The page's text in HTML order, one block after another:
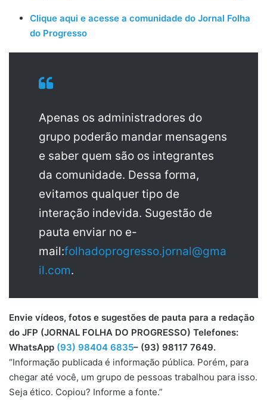
Clique aqui e acesse a comunidade do Jornal Folha
do Progresso
Apenas os administradores do
grupo poderão mandar mensagens
e saber quem são os integrantes
da comunidade. Dessa forma,
evitamos qualquer tipo de
interação indevida. Sugestão de
pauta enviar no e-
mail:folhadoprogresso.jornal@gma
il.com.
Envie vídeos, fotos e sugestões de pauta para a redação
do JFP (JORNAL FOLHA DO PROGRESSO) Telefones:
WhatsApp (93) 98404 6835– (93) 98117 7649.
“Informação publicada é informação pública. Porém, para
chegar até você, um grupo de pessoas trabalhou para isso.
Seja ético. Copiou? Informe a fonte.”